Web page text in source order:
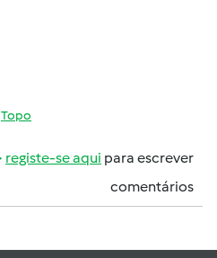
Topo
registe-se aqui para escrever
comentários